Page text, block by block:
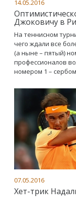
14.05.2016
Джоковичу в
На теннисном
чего ждали все
(а ныне – пятый)
профессионалов
номером 1 –
07.05.2016
Хет-трик